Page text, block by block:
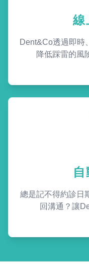
線
Dent&Co透過即時
降低踩雷的風
總是記不得約診日
回溝通？讓